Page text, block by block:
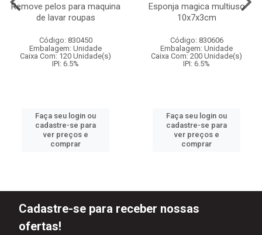
Remove pelos para maquina
de lavar roupas
Código: 830450
Embalagem: Unidade
Caixa Com: 120 Unidade(s)
IPI: 6.5%
Faça seu login ou
cadastre-se para
ver preços e
comprar
Esponja magica multiuso
10x7x3cm
Código: 830606
Embalagem: Unidade
Caixa Com: 200 Unidade(s)
IPI: 6.5%
Faça seu login ou
cadastre-se para
ver preços e
comprar
Cadastre-se para receber nossas
ofertas!